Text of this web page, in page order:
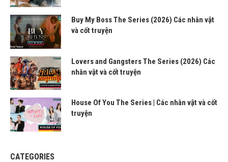
Buy My Boss The Series (2026) Các nhân vật
và cốt truyện
Lovers and Gangsters The Series (2026) Các
nhân vật và cốt truyện
House Of You The Series | Các nhân vật và cốt
truyện
CATEGORIES